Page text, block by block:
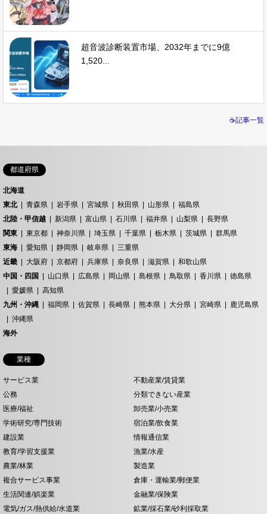
超音波診断装置市場、2032年までに9億
1,520...
☕記事一覧
都道府県
北海道
東北
青森県 岩手県 宮城県 秋田県 山形県
福島県
北陸・甲信越
新潟県 富山県 石川県 福井県 山梨県
長野県
関東
東京都 神奈川県 埼玉県 千葉県 栃木県 茨城県
群馬県
東海
愛知県 静岡県 岐阜県
三重県
近畿
大阪府 京都府 兵庫県 奈良県 滋賀県
和歌山県
中国・四国
山口県 広島県 岡山県 島根県 鳥取県 香川県
徳島県
愛媛県
高知県
九州・沖縄
福岡県 佐賀県 長崎県 熊本県 大分県 宮崎県
鹿児島県
沖縄県
海外
業種
サービス業
不動産業/賃貸業
公務
分類できない産業
医療/福祉
卸売業/小売業
学術研究/専門技術
宿泊業/飲食業
建設業
情報通信業
教育/学習支援業
漁業/水産
農業/林業
製造業
複合サービス事業
倉庫・運輸業/郵便業
生活関連/娯楽業
金融業/保険業
電気/ガス/熱供給/水道業
鉱業/採石業/砂利採取業